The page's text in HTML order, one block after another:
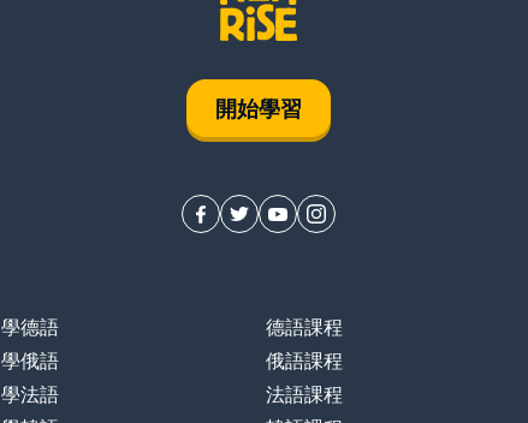
開始學習
學德語
學俄語
學法語
德語課程
俄語課程
法語課程